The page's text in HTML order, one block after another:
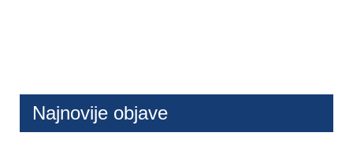
Najnovije objave